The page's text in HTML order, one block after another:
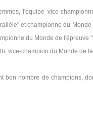
l'équipe vice-
et championne du
du Monde de l'épreuve
vice-champion du Monde de
bon nombre de champions,